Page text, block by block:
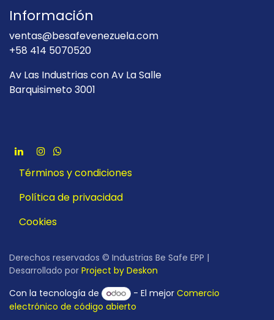
Información
ventas@besafevenezuela.com
+58 414 5070520
Av Las Industrias con Av La Salle
Barquisimeto 3001
Términos y condiciones
Política de privacidad
Cookies
Derechos reservados © Industrias Be Safe EPP |
Desarrollado por Project by Deskon
Con la tecnología de
- El mejorComercio
electrónico de código abierto